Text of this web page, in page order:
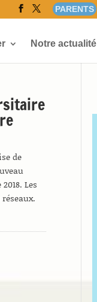
PARENTS
Notre actualité
de
Les